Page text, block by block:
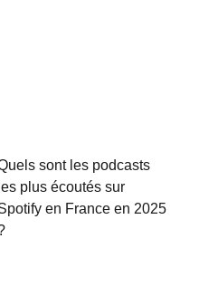
sont les podcasts
les plus écoutés sur
en France en 2025